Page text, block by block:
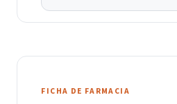
FICHA DE FARMACIA